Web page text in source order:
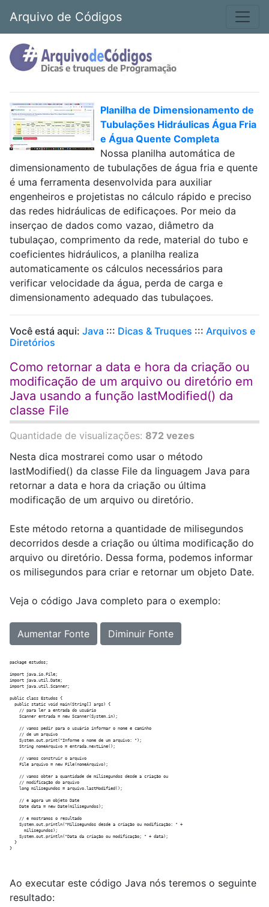
Arquivo de Códigos
Planilha de Dimensionamento de
Tubulações Hidráulicas Água Fria
e Água Quente Completa
Nossa planilha automática de
dimensionamento de tubulações de água fria e quente
é uma ferramenta desenvolvida para auxiliar
engenheiros e projetistas no cálculo rápido e preciso
das redes hidráulicas de edificaçoes. Por meio da
inserçao de dados como vazao, diâmetro da
tubulaçao, comprimento da rede, material do tubo e
coeficientes hidráulicos, a planilha realiza
automaticamente os cálculos necessários para
verificar velocidade da água, perda de carga e
dimensionamento adequado das tubulaçoes.
Você está aqui: Java ::: Dicas & Truques ::: Arquivos e
Diretórios
Como retornar a data e hora da criação ou
modificação de um arquivo ou diretório em
Java usando a função lastModified() da
classe File
Quantidade de visualizações: 872 vezes
Nesta dica mostrarei como usar o método
lastModified() da classe File da linguagem Java para
retornar a data e hora da criação ou última
modificação de um arquivo ou diretório.
Este método retorna a quantidade de milisegundos
decorridos desde a criação ou última modificação do
arquivo ou diretório. Dessa forma, podemos informar
os milisegundos para criar e retornar um objeto Date.
Veja o código Java completo para o exemplo:
Aumentar Fonte Diminuir Fonte
package estudos;
import java.io.File;
import java.util.Date;
import java.util.Scanner;
public class Estudos {
  public static void main(String[] args) {
    // para ler a entrada do usuário
    Scanner entrada = new Scanner(System.in);
    // vamos pedir para o usuário informar o nome e caminho
    // de um arquivo
    System.out.print("Informe o nome de um arquivo: ");
    String nomeArquivo = entrada.nextLine();
    // vamos construir o arquivo
    File arquivo = new File(nomeArquivo);
    // vamos obter a quantidade de milisegundos desde a criação ou
    // modificação do arquivo
    long milisegundos = arquivo.lastModified();
    // e agora um objeto Date
    Date data = new Date(milisegundos);
    // e mostramos o resultado
    System.out.println("Milisegundos desde a criação ou modificação: " +
      milisegundos);
    System.out.println("Data da criação ou modificação; " + data);
  }
Ao executar este código Java nós teremos o seguinte
resultado: